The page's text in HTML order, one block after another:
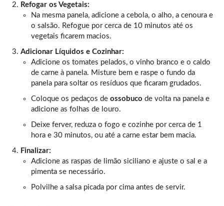
Refogar os Vegetais:
Na mesma panela, adicione a cebola, o alho, a cenoura e
o salsão. Refogue por cerca de 10 minutos até os
vegetais ficarem macios.
Adicionar Líquidos e Cozinhar:
Adicione os tomates pelados, o vinho branco e o caldo
de carne à panela. Misture bem e raspe o fundo da
panela para soltar os resíduos que ficaram grudados.
Coloque os pedaços de ossobuco de volta na panela e
adicione as folhas de louro.
Deixe ferver, reduza o fogo e cozinhe por cerca de 1
hora e 30 minutos, ou até a carne estar bem macia.
Finalizar:
Adicione as raspas de limão siciliano e ajuste o sal e a
pimenta se necessário.
Polvilhe a salsa picada por cima antes de servir.